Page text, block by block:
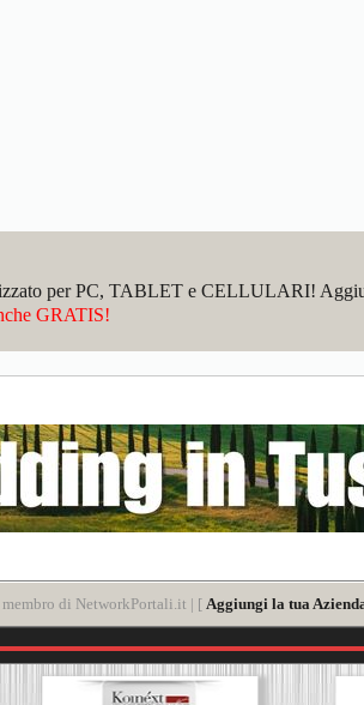
per PC, TABLET e CELLULARI!
GRATIS!
membro di NetworkPortali.it | [ Aggiungi la tua